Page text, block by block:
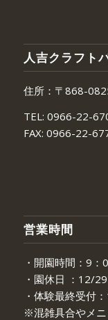
人吉クラフト
住所：〒868-
TEL: 0966-22-
FAX: 0966-22-
営業時間
・開園時間：9
・園休日 ：12/
・体験最終受付
※混雑具合やメニ